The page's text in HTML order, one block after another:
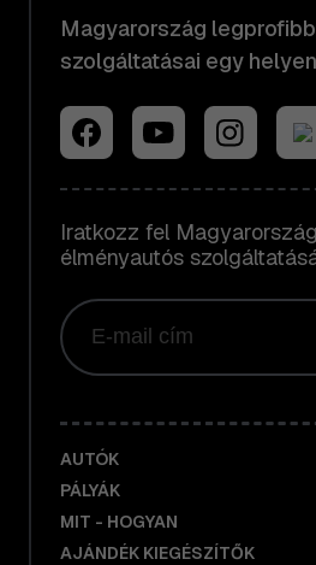
Magyarország
szolgáltatásai egy helyen
Iratkozz fel
élményautós
AUTÓK
PÁLYÁK
MIT - HOGYAN
AJÁNDÉK KIEGÉSZÍTŐK